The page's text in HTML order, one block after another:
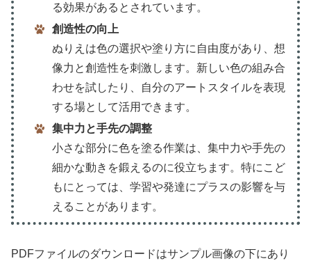
る効果があるとされています。
創造性の向上
ぬりえは色の選択や塗り方に自由度があり、想
像力と創造性を刺激します。新しい色の組み合
わせを試したり、自分のアートスタイルを表現
する場として活用できます。
集中力と手先の調整
小さな部分に色を塗る作業は、集中力や手先の
細かな動きを鍛えるのに役立ちます。特にこど
もにとっては、学習や発達にプラスの影響を与
えることがあります。
PDFファイルのダウンロードはサンプル画像の下にあり